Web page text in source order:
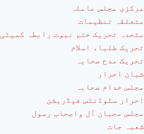
مرکزی مجلس عاملہ
متعلقہ تنظیمات
متحدہ تحریک ختم نبوت رابطہ کمیٹی
تحریک طلباء اسلام
تحریک مدح صحابہ
شبان احرار
مجلس خدام صحابہ
احرار سٹوڈنٹس فیڈریشن
مجلس محبان آل واصحاب رسول
شعبہ جات